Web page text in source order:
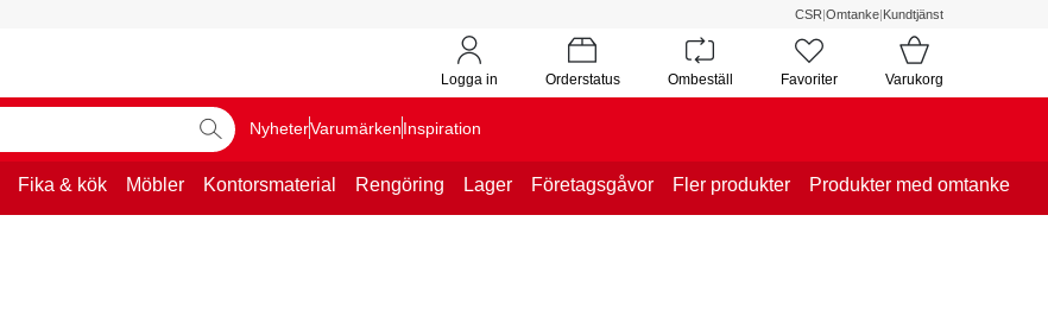
CSR|Omtanke|Kundtjänst
Logga in Orderstatus Ombeställ Favoriter Varukorg
NyheterVarumärkenInspiration
Fika & kök Möbler Kontorsmaterial Rengöring Lager Företagsgåvor Fler produkter Produkter med omtanke